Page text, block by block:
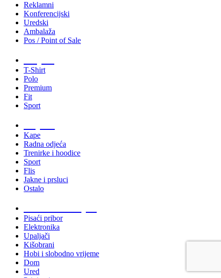
Reklamni
Konferencijski
Uredski
Ambalaža
Pos / Point of Sale
T-Shirt
Polo
Premium
Fit
Sport
Kape
Radna odjeća
Trenirke i hoodice
Sport
Flis
Jakne i prsluci
Ostalo
Pisaći pribor
Elektronika
Upaljači
Kišobrani
Hobi i slobodno vrijeme
Dom
Ured